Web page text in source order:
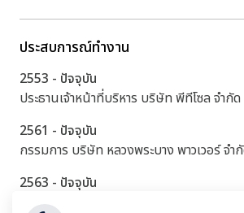
ประสบการณ์ทำงาน
2553 - ปัจจุบัน
ประธานเจ้าหน้าที่บริหาร บริษัท พีทีโซล จำกัด
2561 - ปัจจุบัน
กรรมการ บริษัท หลวงพระบาง พาวเวอร์ จำ
2563 - ปัจจุบัน
กรรมการ บริษัท ไฟฟ้าน้ำงึม 2 จำกัด